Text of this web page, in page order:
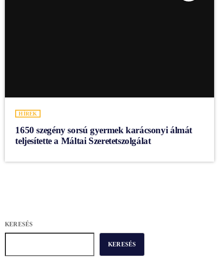
HÍREK
1650 szegény sorsú gyermek karácsonyi álmát
teljesítette a Máltai Szeretetszolgálat
KERESÉS
KERESÉS